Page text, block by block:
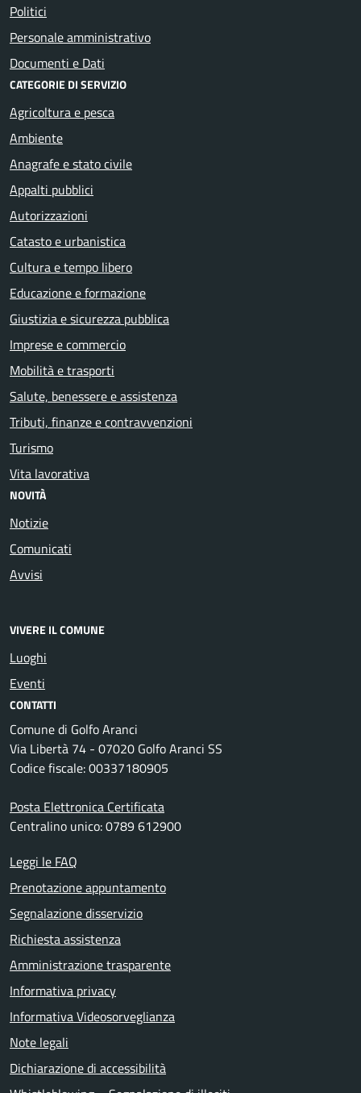
Politici
Personale amministrativo
Documenti e Dati
CATEGORIE DI SERVIZIO
Agricoltura e pesca
Ambiente
Anagrafe e stato civile
Appalti pubblici
Autorizzazioni
Catasto e urbanistica
Cultura e tempo libero
Educazione e formazione
Giustizia e sicurezza pubblica
Imprese e commercio
Mobilità e trasporti
Salute, benessere e assistenza
Tributi, finanze e contravvenzioni
Turismo
Vita lavorativa
NOVITÀ
Notizie
Comunicati
Avvisi
VIVERE IL COMUNE
Luoghi
Eventi
CONTATTI
Comune di Golfo Aranci
Via Libertà 74 - 07020 Golfo Aranci SS
Codice fiscale: 00337180905
Posta Elettronica Certificata
Centralino unico: 0789 612900
Leggi le FAQ
Prenotazione appuntamento
Segnalazione disservizio
Richiesta assistenza
Amministrazione trasparente
Informativa privacy
Informativa Videosorveglianza
Note legali
Dichiarazione di accessibilità